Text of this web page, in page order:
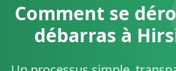
Comment se
débarras à